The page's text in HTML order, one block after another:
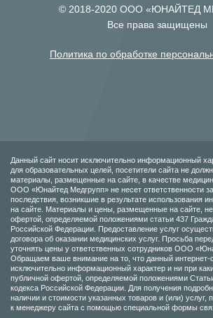
© 2018-2020 ООО «ЮНАЙТЕД
Все права защищены
Политика по обработке
Данный сайт носит исключительно информационный
для образовательных целей, посетители сайта не
материалы, размещенные на сайте, в качестве
ООО «Юнайтед Медгрупп» не несет ответственности
последствия, возникшие в результате использования
на сайте. Материалы и цены, размещенные на сайте,
офертой, определяемой положениями статьи 437
Российской Федерации. Предоставление услуг
договора об оказании медицинских услуг. Просьба
уточнять цены у ответственных сотрудников ООО
Обращаем ваше внимание на то, что данный интернет-
исключительно информационный характер и ни при
публичной офертой, определяемой положениями
кодекса Российской Федерации. Для получения
наличии и стоимости указанных товаров и (или) услуг,
к менеджеру сайта с помощью специальной формы